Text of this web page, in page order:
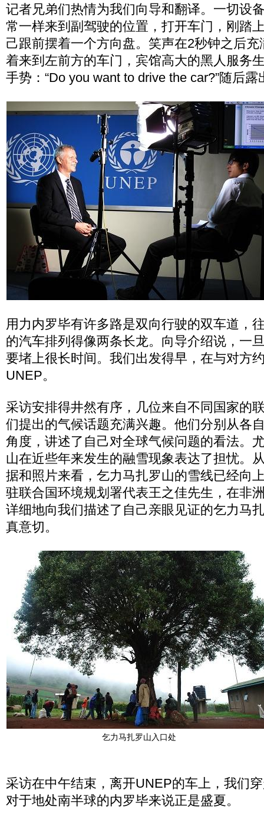
记者兄弟们热情为我们向导和翻译。一切设
常一样来到副驾驶的位置，打开车门，刚踏
己跟前摆着一个方向盘。笑声在2秒钟之后
着来到左前方的车门，宾馆高大的黑人服务
手势：“Do you want to drive the car?”随后
用力内罗毕有许多路是双向行驶的双车道，
的汽车排列得像两条长龙。向导介绍说，一
要堵上很长时间。我们出发得早，在与对方
UNEP。
采访安排得井然有序，几位来自不同国家的
们提出的气候话题充满兴趣。他们分别从各
角度，讲述了自己对全球气候问题的看法。
山在近些年来发生的融雪现象表达了担忧。
据和照片来看，乞力马扎罗山的雪线已经向
驻联合国环境规划署代表王之佳先生，在非
详细地向我们描述了自己亲眼见证的乞力马
真意切。
乞力马扎罗山入口处
采访在中午结束，离开UNEP的车上，我们
对于地处南半球的内罗毕来说正是盛夏。